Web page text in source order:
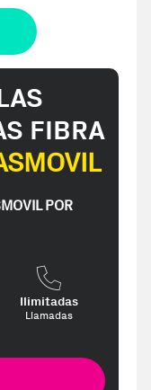
FIBRA
POR
Ilimitadas
Llamadas